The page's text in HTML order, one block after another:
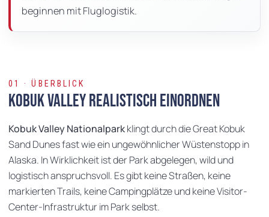
beginnen mit Fluglogistik.
01 · ÜBERBLICK
Kobuk Valley realistisch einordnen
Kobuk Valley Nationalparkklingt durch die Great Kobuk
Sand Dunes fast wie ein ungewöhnlicher Wüstenstopp in
Alaska. In Wirklichkeit ist der Park abgelegen, wild und
logistisch anspruchsvoll. Es gibt keine Straßen, keine
markierten Trails, keine Campingplätze und keine Visitor-
Center-Infrastruktur im Park selbst.